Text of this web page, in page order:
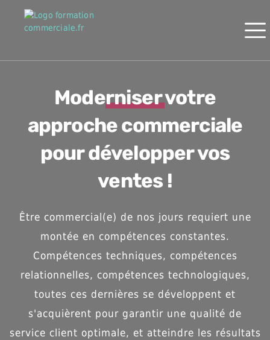
Moderniser votre
approche commerciale
pour développer vos
ventes !
Être commercial(e) de nos jours requiert une
montée en compétences constantes.
Compétences techniques, compétences
relationnelles, compétences technologiques,
toutes ces dernières se développent et
s'acquièrent pour garantir une qualité de
service client optimale, et atteindre les résultats